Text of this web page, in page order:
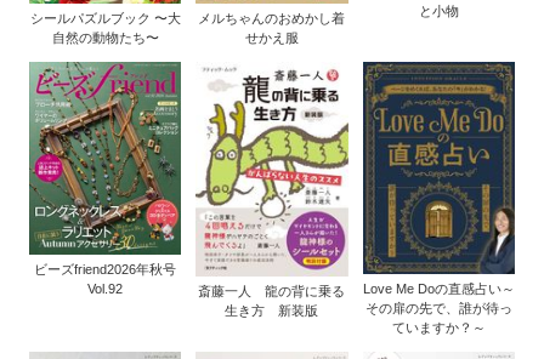
シールパズルブック 〜大
自然の動物たち〜
メルちゃんのおめかし着
せかえ服
と小物
ビーズfriend2026年秋号
Vol.92
斎藤一人 龍の背に乗る
生き方 新装版
Love Me Doの直感占い～
その扉の先で、誰が待っ
ていますか？～